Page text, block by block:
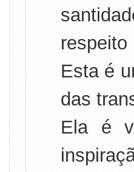
respeito
Esta é
das
Ela é